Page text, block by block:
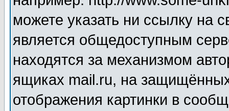
можете указать ни ссылку на
является общедоступным
находятся за механизмом
ящиках mail.ru, на
отображения картинки в